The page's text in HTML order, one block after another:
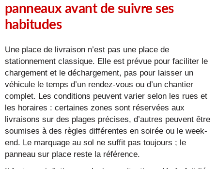
panneaux avant de suivre ses
habitudes
Une place de livraison n’est pas une place de
stationnement classique. Elle est prévue pour faciliter le
chargement et le déchargement, pas pour laisser un
véhicule le temps d’un rendez-vous ou d’un chantier
complet. Les conditions peuvent varier selon les rues et
les horaires : certaines zones sont réservées aux
livraisons sur des plages précises, d’autres peuvent être
soumises à des règles différentes en soirée ou le week-
end. Le marquage au sol ne suffit pas toujours ; le
panneau sur place reste la référence.